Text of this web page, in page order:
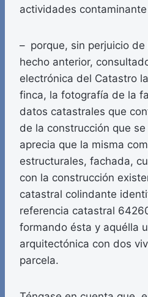
actividades
– porque, sin perjuicio de
hecho anterior,
electrónica del Catastro
finca, la fotografía de la
datos catastrales que
de la construcción que
aprecia que la misma
estructurales, fachada,
con la construcción
catastral colindante
referencia catastral
formando ésta y aquélla
arquitectónica con dos
parcela.